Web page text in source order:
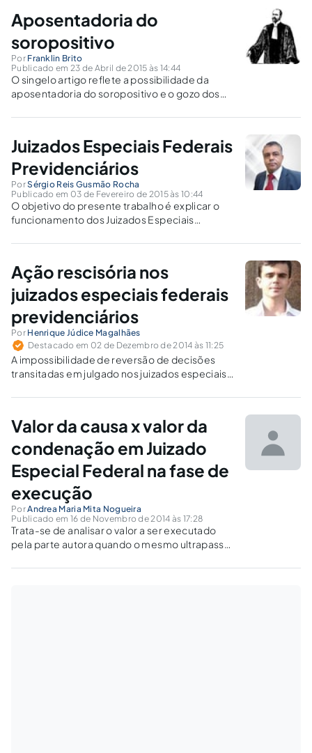
Aposentadoria do
soropositivo
Por Franklin Brito
Publicado em 23 de Abril de 2015 às 14:44
O singelo artigo reflete a possibilidade da
aposentadoria do soropositivo e o gozo dos
prisma do ser humano integral.
Juizados Especiais Federais
Previdenciários
PorSérgio Reis Gusmão Rocha
Publicado em 03 de Fevereiro de 2015 às 10:44
O objetivo do presente trabalho é explicar o
funcionamento dos Juizados Especiais
simplicidade, informalidade, celeridade e
Ação rescisória nos
juizados especiais federais
previdenciários
Por Henrique Júdice Magalhães
Destacado em 02 de Dezembro de 2014 às 11:25
A impossibilidade de reversão de decisões
transitadas em julgado nos juizados especiais
problemas a cidadãos cujas causas são
Valor da causa x valor da
condenação em Juizado
Especial Federal na fase de
execução
PorAndrea Maria Mita Nogueira
Publicado em 16 de Novembro de 2014 às 17:28
Trata-se de analisar o valor a ser executado
pela parte autora quando o mesmo ultrapassa
valor da causa e valor da condenação.